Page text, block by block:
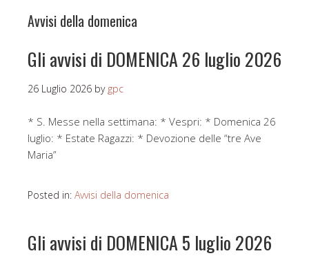
Avvisi della domenica
Gli avvisi di DOMENICA 26 luglio 2026
26 Luglio 2026 by gpc
* S. Messe nella settimana: * Vespri: * Domenica 26
luglio: * Estate Ragazzi: * Devozione delle “tre Ave
Maria”
Posted in: Avvisi della domenica
Gli avvisi di DOMENICA 5 luglio 2026